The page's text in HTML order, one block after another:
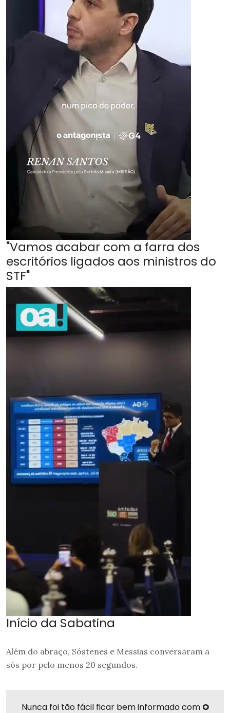
"Vamos acabar com a farra dos
escritórios ligados aos ministros do
STF"
Início da Sabatina
Além do abraço, Sóstenes e Messias conversaram a
sós por pelo menos 20 segundos.
Nunca foi tão fácil ficar bem informado com O